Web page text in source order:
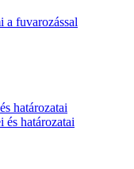
a fuvarozással
határozatai
és határozatai